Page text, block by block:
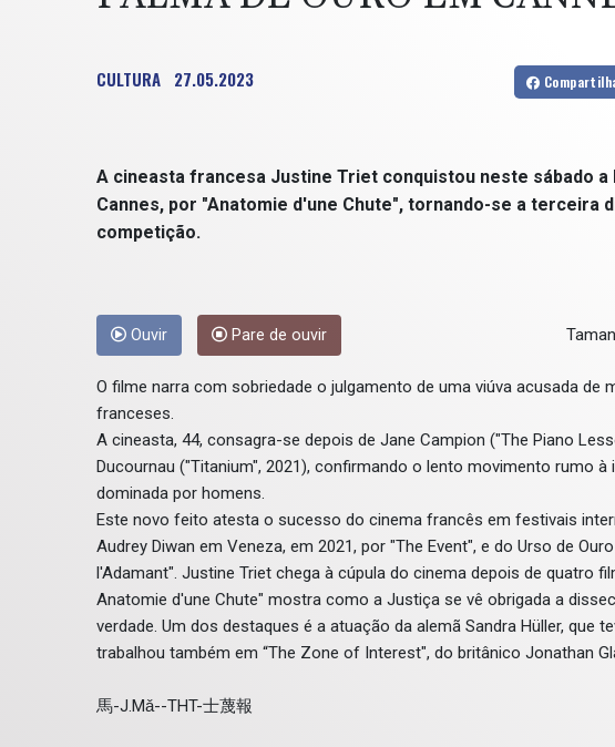
CULTURA 27.05.2023
A cineasta francesa Justine Triet conquistou neste sábado a
Cannes, por "Anatomie d'une Chute", tornando-se a terceira
competição.
Ouvir Pare de ouvir
O filme narra com sobriedade o julgamento de uma viúva acusada de
franceses.
A cineasta, 44, consagra-se depois de Jane Campion ("The Piano
Ducournau ("Titanium", 2021), confirmando o lento movimento rumo à
dominada por homens.
Este novo feito atesta o sucesso do cinema francês em festivais
Audrey Diwan em Veneza, em 2021, por "The Event", e do Urso de
l'Adamant". Justine Triet chega à cúpula do cinema depois de quatro
Anatomie d'une Chute" mostra como a Justiça se vê obrigada a
verdade. Um dos destaques é a atuação da alemã Sandra Hüller, que
trabalhou também em “The Zone of Interest", do britânico Jonathan
馬-J.Mǎ--THT-士蔑報